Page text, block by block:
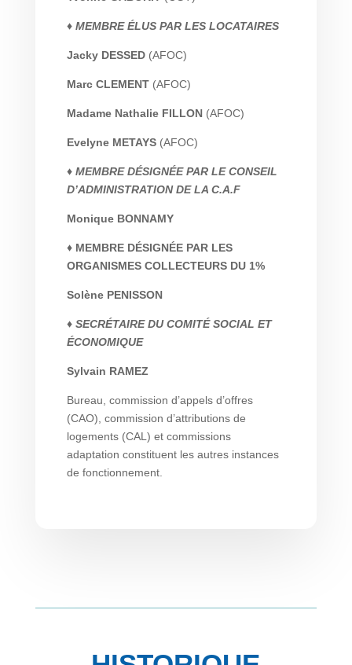
♦ MEMBRE ÉLUS PAR LES LOCATAIRES
Jacky DESSED(AFOC)
Marc CLEMENT(AFOC)
Madame Nathalie FILLON(AFOC)
Evelyne METAYS(AFOC)
♦ MEMBRE DÉSIGNÉE PAR LE CONSEIL
D’ADMINISTRATION DE LA C.A.F
Monique BONNAMY
♦ MEMBRE DÉSIGNÉE PAR LES
ORGANISMES COLLECTEURS DU 1%
Solène PENISSON
♦ SECRÉTAIRE DU COMITÉ SOCIAL ET
ÉCONOMIQUE
Sylvain RAMEZ
Bureau, commission d’appels d’offres
(CAO), commission d’attributions de
logements (CAL) et commissions
adaptation constituent les autres instances
de fonctionnement.